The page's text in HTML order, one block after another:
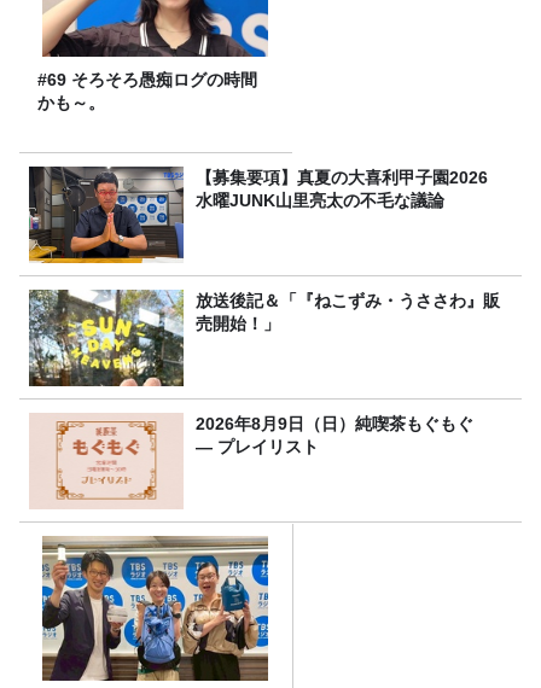
#69 そろそろ愚痴ログの時間
かも～。
【募集要項】真夏の大喜利甲子園2026
水曜JUNK山里亮太の不毛な議論
放送後記＆「『ねこずみ・うささわ』販
売開始！」
2026年8月9日（日）純喫茶もぐもぐ
― プレイリスト